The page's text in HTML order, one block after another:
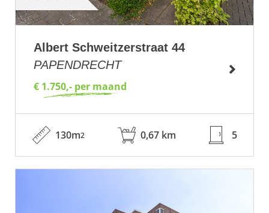
Albert Schweitzerstraat 44
PAPENDRECHT
€ 1.750,- per maand
130m2 0,67 km 5